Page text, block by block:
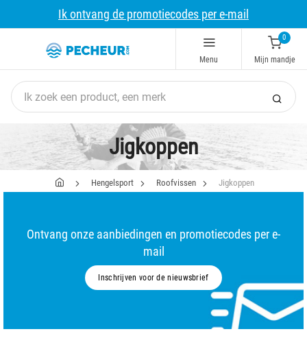
Ik ontvang de promotiecodes per e-mail
Menu
0
Mijn mandje
Jigkoppen
Hengelsport Roofvissen Jigkoppen
Ontvang onze aanbiedingen en promotiecodes per e-
mail
Inschrijven voor de nieuwsbrief